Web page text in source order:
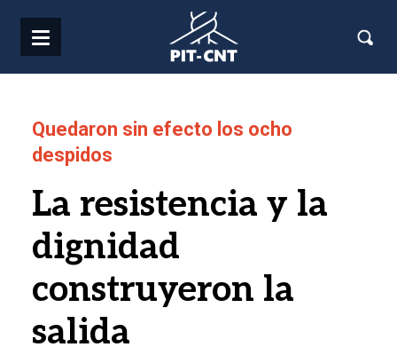
Quedaron sin efecto los ocho
despidos
La resistencia y la
dignidad
construyeron la
salida